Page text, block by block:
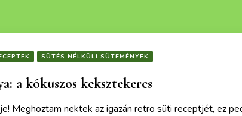
SÜTÉS NÉLKÜLI SÜTEMÉNYEK
a kókuszos keksztekercs
Meghoztam nektek az igazán retro süti receptjét, ez